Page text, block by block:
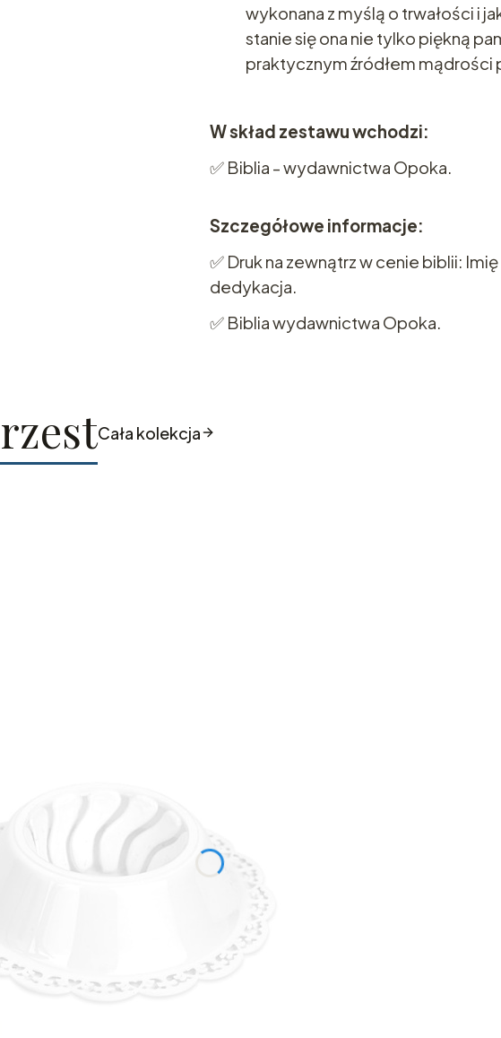
wykonana z myślą o trwałości i
stanie się ona nie tylko piękną
praktycznym źródłem mądrości
W skład zestawu wchodzi:
✅ Biblia - wydawnictwa Opoka.
Szczegółowe informacje:
✅ Druk na zewnątrz w cenie biblii:
dedykacja.
✅ Biblia wydawnictwa Opoka.
Cała kolekcja